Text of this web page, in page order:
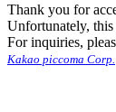
Thank you for
Unfortunately, this
For inquiries,
Kakao piccoma Corp.